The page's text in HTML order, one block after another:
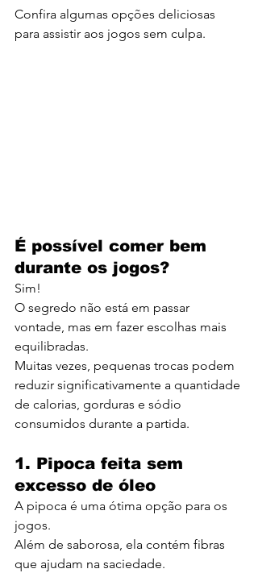
Confira algumas opções deliciosas
para assistir aos jogos sem culpa.
É possível comer bem
durante os jogos?
Sim!
O segredo não está em passar
vontade, mas em fazer escolhas mais
equilibradas.
Muitas vezes, pequenas trocas podem
reduzir significativamente a quantidade
de calorias, gorduras e sódio
consumidos durante a partida.
1. Pipoca feita sem
excesso de óleo
A pipoca é uma ótima opção para os
jogos.
Além de saborosa, ela contém fibras
que ajudam na saciedade.